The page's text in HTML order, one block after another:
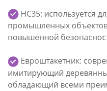
НС35: используется
промышленных
повышенной
Евроштакетник:
имитирующий
обладающий всеми